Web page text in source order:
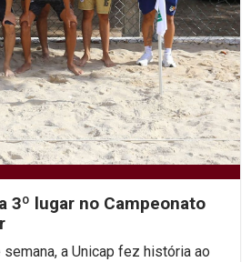
3º lugar no Campeonato
a Unicap fez história ao